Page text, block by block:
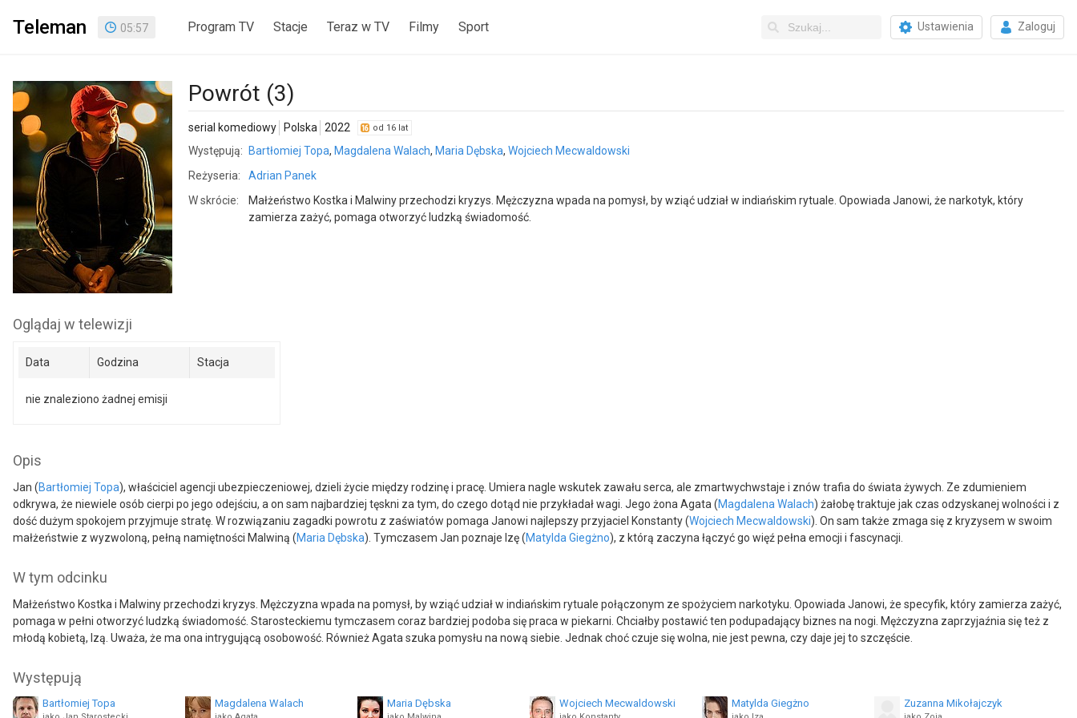
Teleman 05:57 Program TV Stacje Teraz w TV Filmy Sport Ustawienia Zaloguj
Powrót (3)
serial komediowy Polska 2022 od 16 lat
Występują: Bartłomiej Topa, Magdalena Walach, Maria Dębska, Wojciech Mecwaldowski
Reżyseria:
Adrian Panek
W skrócie:
Małżeństwo Kostka i Malwiny przechodzi kryzys. Mężczyzna wpada na pomysł, by wziąć udział w indiańskim rytuale. Opowiada Janowi, że narkotyk, który
zamierza zażyć, pomaga otworzyć ludzką świadomość.
Oglądaj w telewizji
Data Godzina Stacja
nie znaleziono żadnej emisji
Opis
Jan (Bartłomiej Topa), właściciel agencji ubezpieczeniowej, dzieli życie między rodzinę i pracę. Umiera nagle wskutek zawału serca, ale zmartwychwstaje i znów trafia do świata żywych. Ze zdumieniem
odkrywa, że niewiele osób cierpi po jego odejściu, a on sam najbardziej tęskni za tym, do czego dotąd nie przykładał wagi. Jego żona Agata (Magdalena Walach) żałobę traktuje jak czas odzyskanej wolności i z
dość dużym spokojem przyjmuje stratę. W rozwiązaniu zagadki powrotu z zaświatów pomaga Janowi najlepszy przyjaciel Konstanty (Wojciech Mecwaldowski). On sam także zmaga się z kryzysem w swoim
małżeństwie z wyzwoloną, pełną namiętności Malwiną (Maria Dębska). Tymczasem Jan poznaje Izę (Matylda Giegżno), z którą zaczyna łączyć go więź pełna emocji i fascynacji.
W tym odcinku
Małżeństwo Kostka i Malwiny przechodzi kryzys. Mężczyzna wpada na pomysł, by wziąć udział w indiańskim rytuale połączonym ze spożyciem narkotyku. Opowiada Janowi, że specyfik, który zamierza zażyć,
pomaga w pełni otworzyć ludzką świadomość. Starosteckiemu tymczasem coraz bardziej podoba się praca w piekarni. Chciałby postawić ten podupadający biznes na nogi. Mężczyzna zaprzyjaźnia się też z
młodą kobietą, Izą. Uważa, że ma ona intrygującą osobowość. Również Agata szuka pomysłu na nową siebie. Jednak choć czuje się wolna, nie jest pewna, czy daje jej to szczęście.
Występują
Bartłomiej Topa Magdalena Walach Maria Dębska Wojciech Mecwaldowski Matylda Giegżno Zuzanna Mikołajczyk